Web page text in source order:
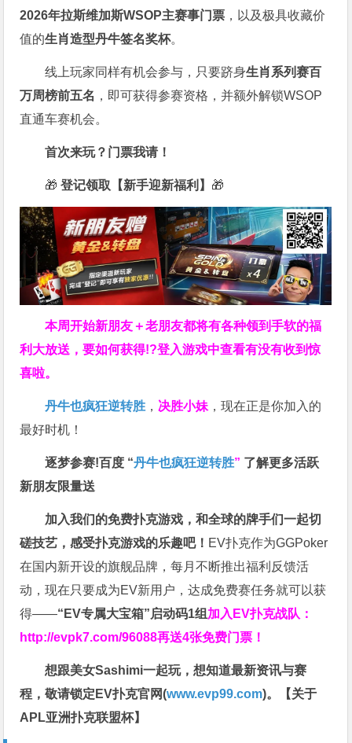
2026年拉斯维加斯WSOP主赛事门票 ，以及极具收藏价
值的生肖造型丹牛签名奖杯。
线上玩家同样有机会参与，只要跻身生肖系列赛百
万周榜前五名 ，即可获得参赛资格，并额外解锁WSOP
直通车赛机会。
首次来玩？门票我请！
🎁 登记领取【新手迎新福利】 🎁
本周开始新朋友＋老朋友都将有各种领到手软的福
利大放送，要如何获得!?登入游戏中查看有没有收到惊
喜啦。
丹牛也疯狂逆转胜 ， 决胜小妹 ，现在正是你加入的
最好时机！
逐梦参赛!百度 “丹牛也疯狂逆转胜” 了解更多活跃
新朋友限量送
加入我们的免费扑克游戏，和全球的牌手们一起切
磋技艺，感受扑克游戏的乐趣吧！ EV扑克作为GGPoker
在国内新开设的旗舰品牌，每月不断推出福利反馈活
动，现在只要成为EV新用户，达成免费赛任务就可以获
得——“EV专属大宝箱”启动码1组 加入EV扑克战队：
http://evpk7.com/96088再送4张免费门票！
想跟美女Sashimi一起玩，想知道最新资讯与赛
程，敬请锁定EV扑克官网(www.evp99.com)。
【关于
APL亚洲扑克联盟杯】